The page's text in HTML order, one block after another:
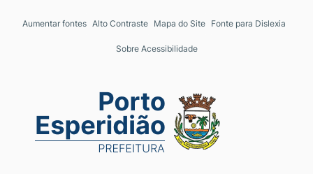
Seção de atalhos e links
Ir para a busca [alt+3]
Aumentar fontes Alto Contraste Mapa do Site Fonte para Dislexia
Sobre Acessibilidade
Seção do menu principal